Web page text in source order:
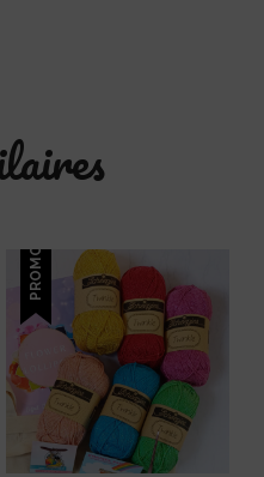
PROMO !